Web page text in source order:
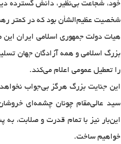
خود، شجاعت بی‌نظیر، دانش گسترده
شخصیت عظیم‌الشأن بود که در کمتر
هيات دولت جمهوري اسلامي ايران اين
بزرگ اسلامی و همه آزادگان جهان
را تعطيل عمومي اعلام مي‌كند.
این جنایت بزرگ هرگز بی‌جواب
سید عالی‌مقام چونان چشمه‌ای
این‌بار نیز با تمام قدرت و صلابت،
خواهیم ساخت.